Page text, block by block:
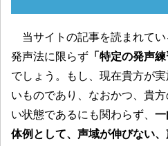
当サイトの記事を読まれて
発声法に限らず 「特定の発声練
でしょう。もし、現在貴方が
いものであり、なおかつ、貴
い状態であるにも関わらず、 一
体例として、声域が伸びない